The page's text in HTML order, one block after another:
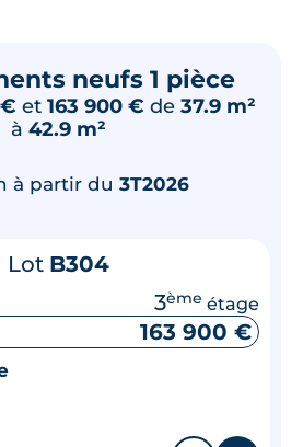
neufs 1 pièce
et 163 900 € de 37.9 m²
à 42.9 m²
à partir du 3T2026
Lot B304
3ème étage
163 900 €